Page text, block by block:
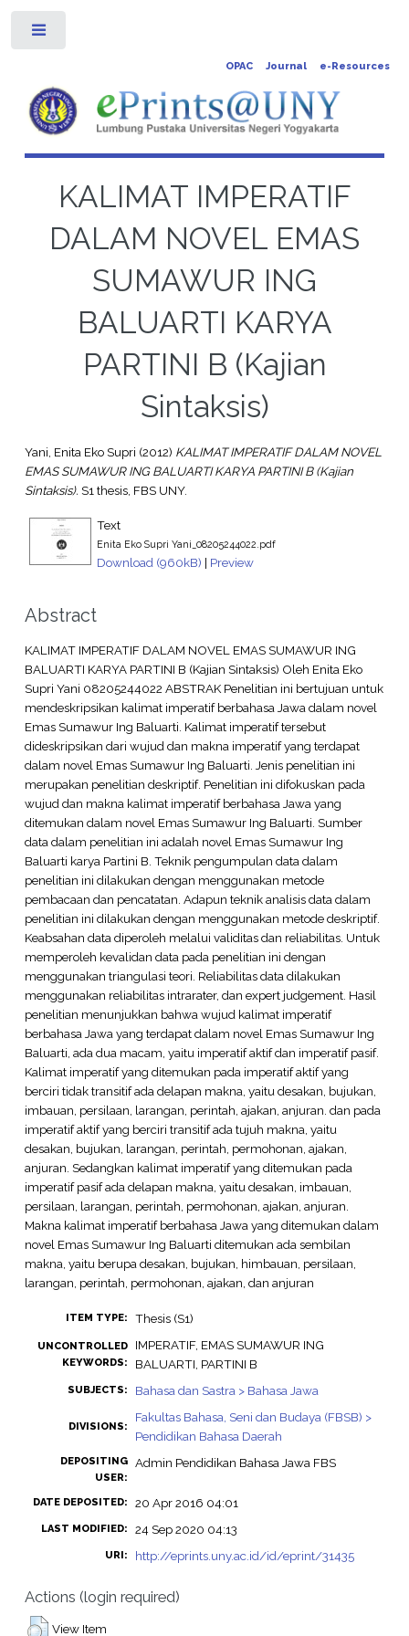
OPAC Journal e-Resources
KALIMAT IMPERATIF
DALAM NOVEL EMAS
SUMAWUR ING
BALUARTI KARYA
PARTINI B (Kajian
Sintaksis)
Yani, Enita Eko Supri (2012) KALIMAT IMPERATIF DALAM NOVEL
EMAS SUMAWUR ING BALUARTI KARYA PARTINI B (Kajian
Sintaksis). S1 thesis, FBS UNY.
Text
Enita Eko Supri Yani_08205244022.pdf
Download (960kB) | Preview
Abstract
KALIMAT IMPERATIF DALAM NOVEL EMAS SUMAWUR ING
BALUARTI KARYA PARTINI B (Kajian Sintaksis) Oleh Enita Eko
Supri Yani 08205244022 ABSTRAK Penelitian ini bertujuan untuk
mendeskripsikan kalimat imperatif berbahasa Jawa dalam novel
Emas Sumawur Ing Baluarti. Kalimat imperatif tersebut
dideskripsikan dari wujud dan makna imperatif yang terdapat
dalam novel Emas Sumawur Ing Baluarti. Jenis penelitian ini
merupakan penelitian deskriptif. Penelitian ini difokuskan pada
wujud dan makna kalimat imperatif berbahasa Jawa yang
ditemukan dalam novel Emas Sumawur Ing Baluarti. Sumber
data dalam penelitian ini adalah novel Emas Sumawur Ing
Baluarti karya Partini B. Teknik pengumpulan data dalam
penelitian ini dilakukan dengan menggunakan metode
pembacaan dan pencatatan. Adapun teknik analisis data dalam
penelitian ini dilakukan dengan menggunakan metode deskriptif.
Keabsahan data diperoleh melalui validitas dan reliabilitas. Untuk
memperoleh kevalidan data pada penelitian ini dengan
menggunakan triangulasi teori. Reliabilitas data dilakukan
menggunakan reliabilitas intrarater, dan expert judgement. Hasil
penelitian menunjukkan bahwa wujud kalimat imperatif
berbahasa Jawa yang terdapat dalam novel Emas Sumawur Ing
Baluarti, ada dua macam, yaitu imperatif aktif dan imperatif pasif.
Kalimat imperatif yang ditemukan pada imperatif aktif yang
berciri tidak transitif ada delapan makna, yaitu desakan, bujukan,
imbauan, persilaan, larangan, perintah, ajakan, anjuran. dan pada
imperatif aktif yang berciri transitif ada tujuh makna, yaitu
desakan, bujukan, larangan, perintah, permohonan, ajakan,
anjuran. Sedangkan kalimat imperatif yang ditemukan pada
imperatif pasif ada delapan makna, yaitu desakan, imbauan,
persilaan, larangan, perintah, permohonan, ajakan, anjuran.
Makna kalimat imperatif berbahasa Jawa yang ditemukan dalam
novel Emas Sumawur Ing Baluarti ditemukan ada sembilan
makna, yaitu berupa desakan, bujukan, himbauan, persilaan,
larangan, perintah, permohonan, ajakan, dan anjuran
ITEM TYPE: Thesis (S1)
UNCONTROLLED
KEYWORDS:
IMPERATIF, EMAS SUMAWUR ING
BALUARTI, PARTINI B
SUBJECTS: Bahasa dan Sastra > Bahasa Jawa
DIVISIONS:
Fakultas Bahasa, Seni dan Budaya (FBSB) >
Pendidikan Bahasa Daerah
DEPOSITING
USER:
Admin Pendidikan Bahasa Jawa FBS
DATE DEPOSITED: 20 Apr 2016 04:01
LAST MODIFIED: 24 Sep 2020 04:13
URI: http://eprints.uny.ac.id/id/eprint/31435
Actions (login required)
View Item